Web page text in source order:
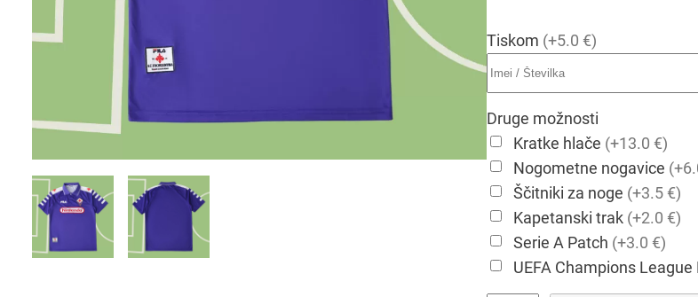
Tiskom (+5.0 €)
Druge možnosti
Kratke hlače (+13.0 €)
Nogometne nogavice
Ščitniki za noge (+3.5 €)
Kapetanski trak (+2.0 €)
Serie A Patch (+3.0 €)
UEFA Champions